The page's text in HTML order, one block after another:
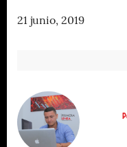
21 junio, 2019